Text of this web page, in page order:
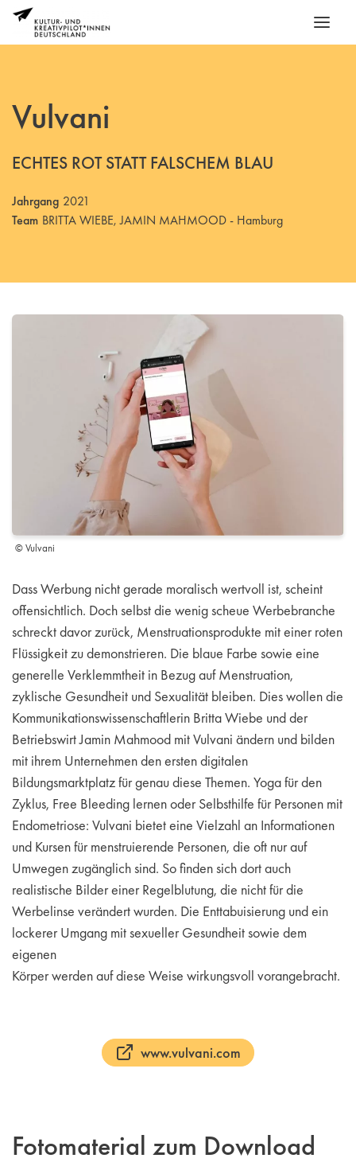
Vulvani
ECHTES ROT STATT FALSCHEM BLAU
Jahrgang 2021
Team BRITTA WIEBE, JAMIN MAHMOOD - Hamburg
© Vulvani
Dass Werbung nicht gerade moralisch wertvoll ist, scheint
offensichtlich. Doch selbst die wenig scheue Werbebranche
schreckt davor zurück, Menstruationsprodukte mit einer roten
Flüssigkeit zu demonstrieren. Die blaue Farbe sowie eine
generelle Verklemmtheit in Bezug auf Menstruation,
zyklische Gesundheit und Sexualität bleiben. Dies wollen die
Kommunikationswissenschaftlerin Britta Wiebe und der
Betriebswirt Jamin Mahmood mit Vulvani ändern und bilden
mit ihrem Unternehmen den ersten digitalen
Bildungsmarktplatz für genau diese Themen. Yoga für den
Zyklus, Free Bleeding lernen oder Selbsthilfe für Personen mit
Endometriose: Vulvani bietet eine Vielzahl an Informationen
und Kursen für menstruierende Personen, die oft nur auf
Umwegen zugänglich sind. So finden sich dort auch
realistische Bilder einer Regelblutung, die nicht für die
Werbelinse verändert wurden. Die Enttabuisierung und ein
lockerer Umgang mit sexueller Gesundheit sowie dem
eigenen
Körper werden auf diese Weise wirkungsvoll vorangebracht.
www.vulvani.com
Fotomaterial zum Download